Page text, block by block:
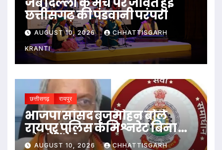
छत्तीसगढ़ की पंडवानी परंपरा
AUGUST 10, 2026 CHHATTISGARH
KRANTI
छत्तीसगढ़ रायपुर
भाजपा सांसद बृजमोहन बोले
रायपुर पुलिस कमिश्नरेट बिना दांत
और सींग के
AUGUST 10, 2026 CHHATTISGARH